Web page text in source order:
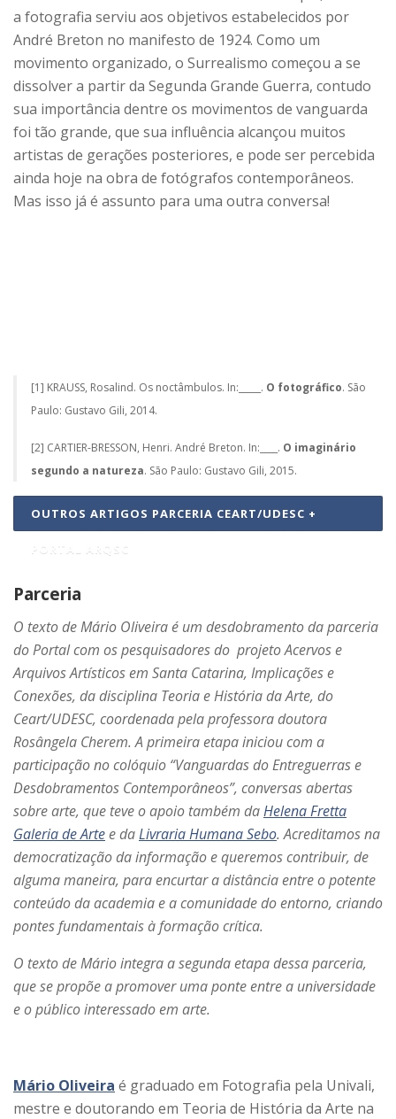
a fotografia serviu aos objetivos estabelecidos por
André Breton no manifesto de 1924. Como um
movimento organizado, o Surrealismo começou a se
dissolver a partir da Segunda Grande Guerra, contudo
sua importância dentre os movimentos de vanguarda
foi tão grande, que sua influência alcançou muitos
artistas de gerações posteriores, e pode ser percebida
ainda hoje na obra de fotógrafos contemporâneos.
Mas isso já é assunto para uma outra conversa!
[1] KRAUSS, Rosalind. Os noctâmbulos. In:_____. O fotográfico. São
Paulo: Gustavo Gili, 2014.
[2] CARTIER-BRESSON, Henri. André Breton. In:____. O imaginário
segundo a natureza. São Paulo: Gustavo Gili, 2015.
OUTROS ARTIGOS PARCERIA CEART/UDESC +
PORTAL ARQSC
Parceria
O texto de Mário Oliveira é um desdobramento da parceria
do Portal com os pesquisadores do projeto Acervos e
Arquivos Artísticos em Santa Catarina, Implicações e
Conexões, da disciplina Teoria e História da Arte, do
Ceart/UDESC, coordenada pela professora doutora
Rosângela Cherem. A primeira etapa iniciou com a
participação no colóquio “Vanguardas do Entreguerras e
Desdobramentos Contemporâneos”, conversas abertas
sobre arte, que teve o apoio também daHelena Fretta
Galeria de Artee daLivraria Humana Sebo. Acreditamos na
democratização da informação e queremos contribuir, de
alguma maneira, para encurtar a distância entre o potente
conteúdo da academia e a comunidade do entorno, criando
pontes fundamentais à formação crítica.
O texto de Mário integra a segunda etapa dessa parceria,
que se propõe a promover uma ponte entre a universidade
e o público interessado em arte.
Mário Oliveira é graduado em Fotografia pela Univali,
mestre e doutorando em Teoria de História da Arte na